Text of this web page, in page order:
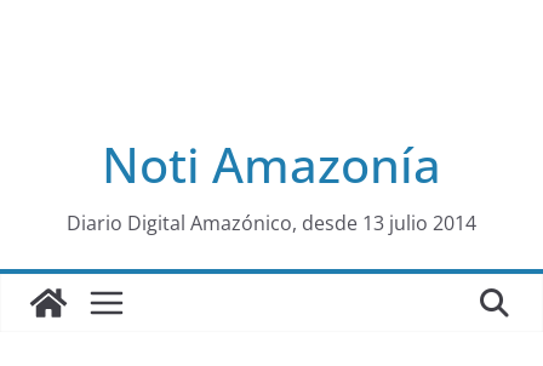
al
Noti Amazonía
Diario Digital Amazónico, desde 13 julio 2014